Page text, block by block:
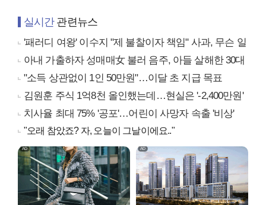
실시간관련뉴스
'패러디 여왕' 이수지 "제 불찰이자 책임" 사과, 무슨 일
아내 가출하자 성매매女 불러 음주, 아들 살해한 30대
"소득 상관없이 1인 50만원"…이달 초 지급 목표
김원훈 주식 1억8천 올인했는데…현실은 '-2,400만원'
치사율 최대 75% '공포'…어린이 사망자 속출 '비상'
"오래 참았죠? 자, 오늘이 그날이에요.."